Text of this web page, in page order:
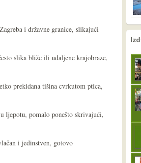
i državne granice, slikajući
slika bliže ili udaljene krajobraze,
prekidana tišina cvrkutom ptica,
ljepotu, pomalo ponešto skrivajući,
i jedinstven, gotovo
nema prethodne
sljedeće